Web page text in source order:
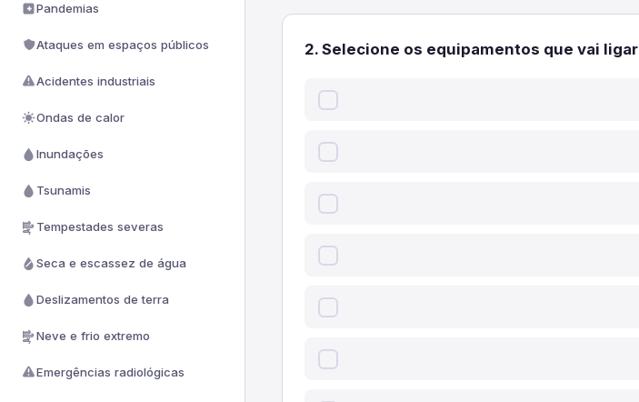
Pandemias
Ataques em espaços públicos
Acidentes industriais
Ondas de calor
Inundações
Tsunamis
Tempestades severas
Seca e escassez de água
Deslizamentos de terra
Neve e frio extremo
Emergências radiológicas
2. Selecione os equipamentos que vai ligar